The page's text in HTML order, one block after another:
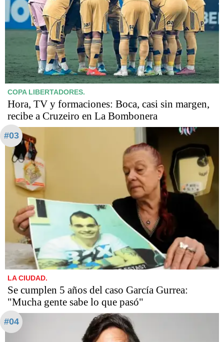
COPA LIBERTADORES.
Hora, TV y formaciones: Boca, casi sin margen,
recibe a Cruzeiro en La Bombonera
#03
LA CIUDAD.
Se cumplen 5 años del caso García Gurrea:
"Mucha gente sabe lo que pasó"
#04